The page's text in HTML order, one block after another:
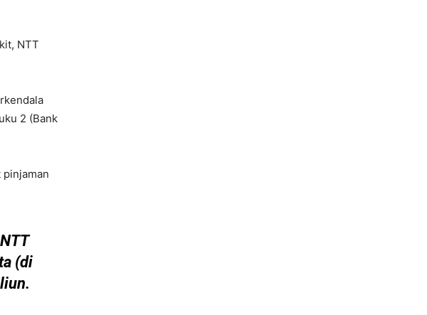
NTT
2 (Bank
pinjaman
(di